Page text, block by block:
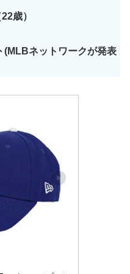
歳）
(MLBネットワークが発表